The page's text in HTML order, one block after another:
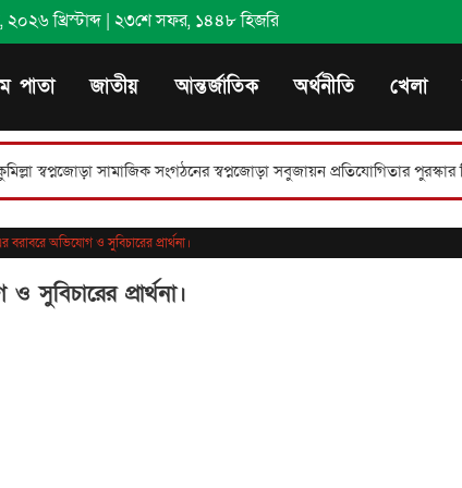
খ্রিস্টাব্দ | ২৩শে সফর, ১৪৪৮ হিজরি
পাতা জাতীয় আন্তর্জাতিক অর্থনীতি খেলা
সামাজিক সংগঠনের স্বপ্নজোড়া সবুজায়ন প্রতিযোগিতার পুরস্কার বিতরণ।
বরাবরে অভিযোগ ও সুবিচারের প্রার্থনা।
সুবিচারের প্রার্থনা।